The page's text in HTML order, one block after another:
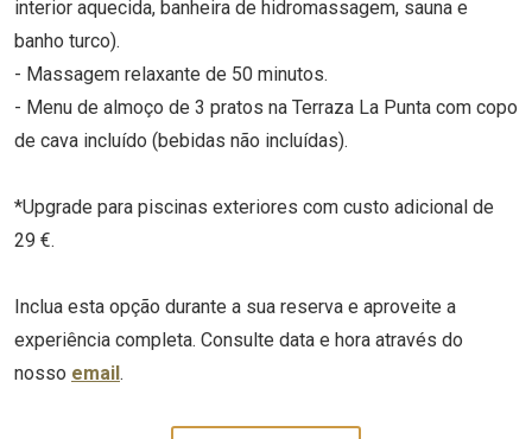
interior aquecida, banheira de hidromassagem, sauna e
banho turco).
- Massagem relaxante de 50 minutos.
- Menu de almoço de 3 pratos na Terraza La Punta com copo
de cava incluído (bebidas não incluídas).
*Upgrade para piscinas exteriores com custo adicional de
29 €.
Inclua esta opção durante a sua reserva e aproveite a
experiência completa. Consulte data e hora através do
nosso email.